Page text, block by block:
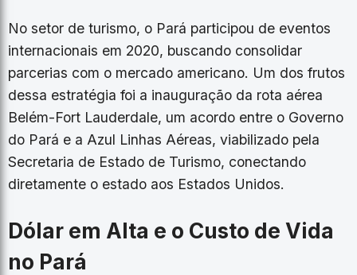
No setor de turismo, o Pará participou de eventos
internacionais em 2020, buscando consolidar
parcerias com o mercado americano. Um dos frutos
dessa estratégia foi a inauguração da rota aérea
Belém-Fort Lauderdale, um acordo entre o Governo
do Pará e a Azul Linhas Aéreas, viabilizado pela
Secretaria de Estado de Turismo, conectando
diretamente o estado aos Estados Unidos.
Dólar em Alta e o Custo de Vida
no Pará